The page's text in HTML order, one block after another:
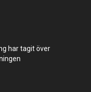
har tagit över